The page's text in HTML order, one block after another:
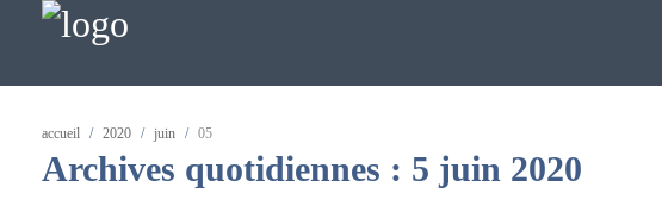
accueil / 2020 / juin / 05
Archives quotidiennes : 5 juin 2020